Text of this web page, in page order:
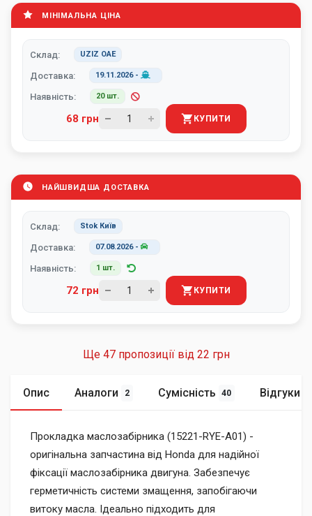
МІНІМАЛЬНА ЦІНА
Склад: UZIZ ОАЕ
Доставка: 19.11.2026-
Наявність: 20 шт.
68 грн КУПИТИ
НАЙШВИДША ДОСТАВКА
Склад: Stok Київ
Доставка: 07.08.2026-
Наявність: 1 шт.
72 грн КУПИТИ
Ще 47 пропозиції від 22 грн
Опис Аналоги 2 Сумісність 40 Відгуки
Прокладка маслозабірника (15221-RYE-A01) -
оригінальна запчастина від Honda для надійної
фіксації маслозабірника двигуна. Забезпечує
герметичність системи змащення, запобігаючи
витоку масла. Ідеально підходить для